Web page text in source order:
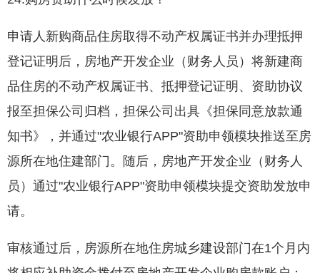
申请人新购商品住房取得不动产权属证书并办理抵押
登记证明后，房地产开发企业（财务人员）将新建商
品住房的不动产权属证书、抵押登记证明、资助协议
报至担保公司归档，担保公司出具《担保同意放款通
知书》，并通过"农业银行APP"资助申领模块推送至房
源所在地住建部门。随后，房地产开发企业（财务人
员）通过"农业银行APP"资助申领模块提交资助发放申
请。
审核通过后，房源所在地住房城乡建设部门在1个月内